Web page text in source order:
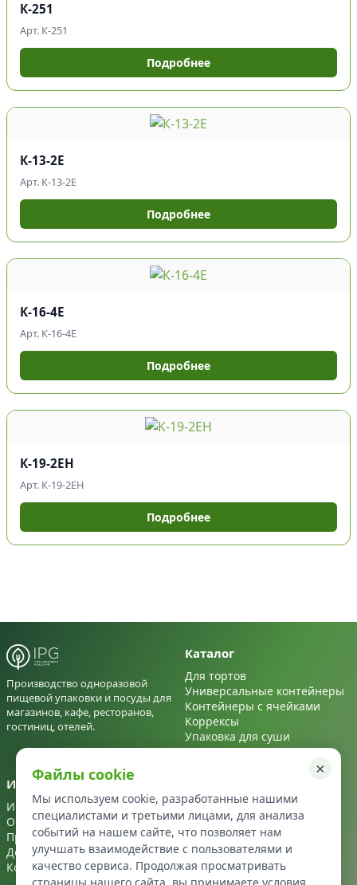
К-251
Арт. К-251
Подробнее
К-13-2Е
Арт. К-13-2Е
Подробнее
К-16-4Е
Арт. К-16-4Е
Подробнее
К-19-2ЕН
Арт. К-19-2ЕН
Подробнее
Производство одноразовой
пищевой упаковки и посуды для
магазинов, кафе, ресторанов,
гостиниц, отелей.
Каталог
Для тортов
Универсальные контейнеры
Контейнеры с ячейками
Коррексы
Упаковка для суши
Для салатов
Информация
Информация
О нас
Производство
Доставка
Контакты
+7 495 122 22 72
info@ipg-upakovka.ru
×
Файлы cookie
Мы используем cookie, разработанные нашими
специалистами и третьими лицами, для анализа
событий на нашем сайте, что позволяет нам
улучшать взаимодействие с пользователями и
качество сервиса. Продолжая просматривать